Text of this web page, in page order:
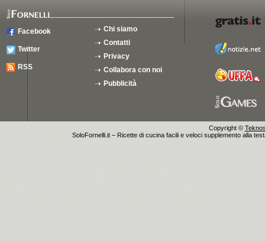
Facebook
Twitter
RSS
Chi siamo
Contatti
Privacy
Collabora con noi
Pubblicità
Copyright ©
SoloFornelli.it – Ricette di cucina facili e veloci supplemento alla